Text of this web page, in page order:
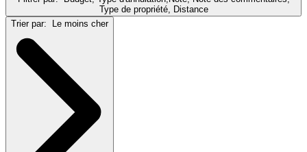
Type de propriété, Distance
Trier par:
Le moins cher